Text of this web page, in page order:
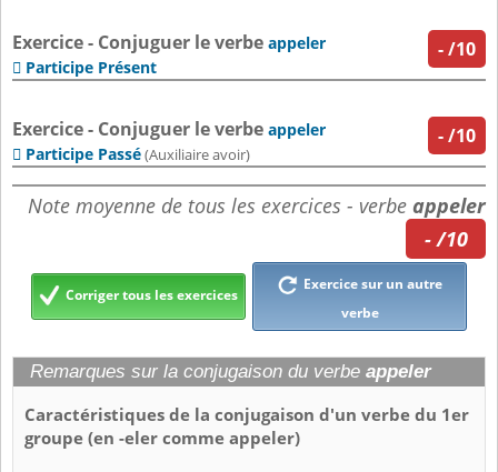
-/10
Exercice - Conjuguer le verbe appeler
 Participe Présent
-/10
Exercice - Conjuguer le verbe appeler
 Participe Passé(Auxiliaire avoir)
Note moyenne de tous les exercices - verbe appeler
- /10
Corriger tous les exercices
Exercice sur un autre
verbe
Remarques sur la conjugaison du verbe appeler
Caractéristiques de la conjugaison d'un verbe du 1er
groupe (en -eler comme appeler)